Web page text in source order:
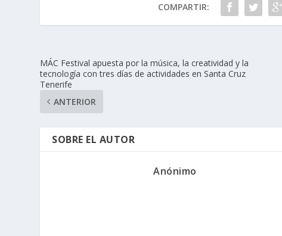
COMPARTIR:
MÁC Festival apuesta por la música, la creatividad y la
tecnología con tres días de actividades en Santa Cruz
Tenerife
ANTERIOR
SOBRE EL AUTOR
Anónimo